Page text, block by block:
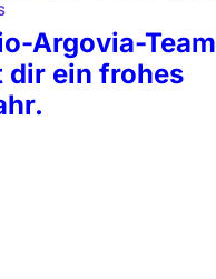
Argovia-Team
dir ein frohes